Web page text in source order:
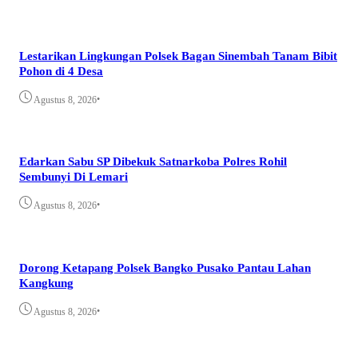
Lestarikan Lingkungan Polsek Bagan Sinembah Tanam Bibit
Pohon di 4 Desa
Agustus 8, 2026•
Edarkan Sabu SP Dibekuk Satnarkoba Polres Rohil
Sembunyi Di Lemari
Agustus 8, 2026•
Dorong Ketapang Polsek Bangko Pusako Pantau Lahan
Kangkung
Agustus 8, 2026•